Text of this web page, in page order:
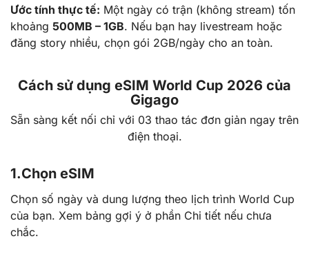
Ước tính thực tế: Một ngày có trận (không stream) tốn
khoảng 500MB – 1GB. Nếu bạn hay livestream hoặc
đăng story nhiều, chọn gói 2GB/ngày cho an toàn.
Cách sử dụng eSIM World Cup 2026 của
Gigago
Sẵn sàng kết nối chỉ với 03 thao tác đơn giản ngay trên
điện thoại.
1.Chọn eSIM
Chọn số ngày và dung lượng theo lịch trình World Cup
của bạn. Xem bảng gợi ý ở phần Chi tiết nếu chưa
chắc.